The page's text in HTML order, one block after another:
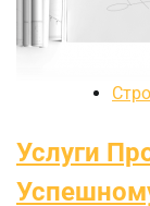
Услуги